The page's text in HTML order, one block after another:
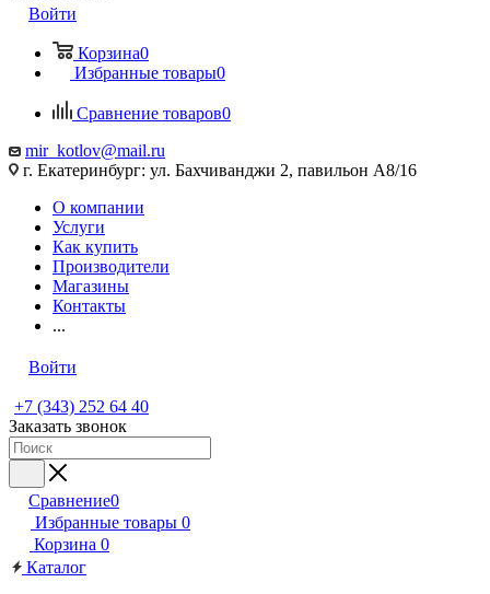
Войти
Корзина0
Избранные товары0
Сравнение товаров0
mir_kotlov@mail.ru
г. Екатеринбург: ул. Бахчиванджи 2, павильон А8/16
О компании
Услуги
Как купить
Производители
Магазины
Контакты
...
Войти
+7 (343) 252 64 40
Заказать звонок
Сравнение0
Избранные товары 0
Корзина 0
Каталог